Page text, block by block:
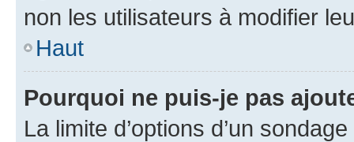
non les utilisateurs à modifier
Haut
Pourquoi ne puis-je pas
La limite d’options d’un